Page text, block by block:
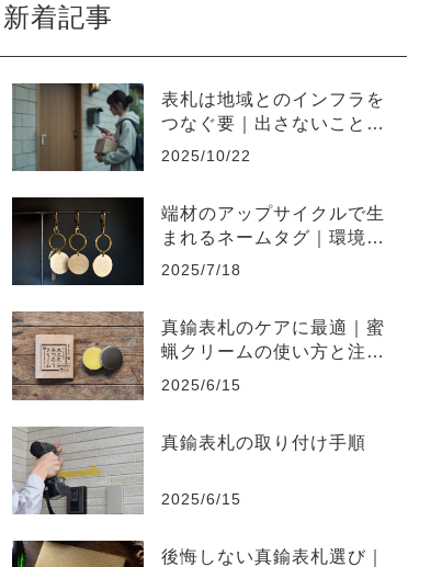
新着記事
表札は地域とのインフラを
つなぐ要｜出さないことで
起きやすい不便と上手な出
2025/10/22
端材のアップサイクルで生
まれるネームタグ｜環境負
荷を削減するものづくり
2025/7/18
真鍮表札のケアに最適｜蜜
蝋クリームの使い方と注意
点まとめ
2025/6/15
真鍮表札の取り付け手順
2025/6/15
後悔しない真鍮表札選び｜